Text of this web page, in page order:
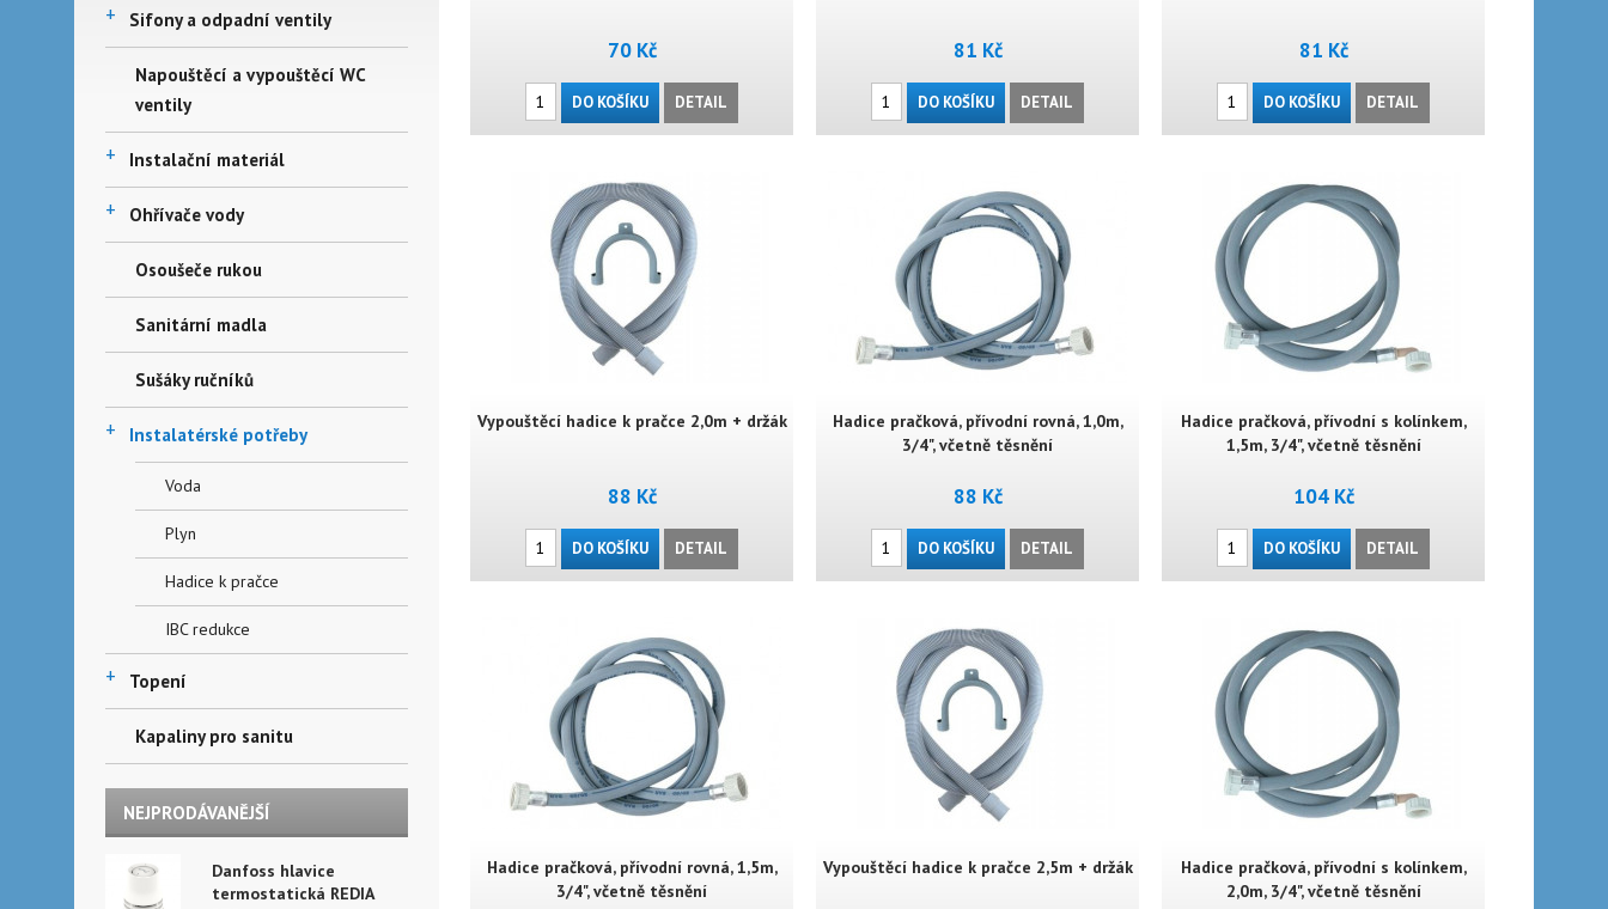
+ Sifony a odpadní ventily
Napouštěcí a vypouštěcí WC
ventily
+ Instalační materiál
+ Ohřívače vody
Osoušeče rukou
Sanitární madla
Sušáky ručníků
+ Instalatérské potřeby
Voda
Plyn
Hadice k pračce
IBC redukce
+ Topení
Kapaliny pro sanitu
NEJPRODÁVANĚJŠÍ
Danfoss hlavice
termostatická REDIA
70 Kč
DO KOŠÍKU DETAIL
81 Kč
DO KOŠÍKU DETAIL
81 Kč
DO KOŠÍKU DETAIL
Vypouštěcí hadice k pračce 2,0m + držák
88 Kč
DO KOŠÍKU DETAIL
Hadice pračková, přívodní rovná, 1,0m,
3/4", včetně těsnění
88 Kč
DO KOŠÍKU DETAIL
Hadice pračková, přívodní s kolínkem,
1,5m, 3/4", včetně těsnění
104 Kč
DO KOŠÍKU DETAIL
Hadice pračková, přívodní rovná, 1,5m,
3/4", včetně těsnění
Vypouštěcí hadice k pračce 2,5m + držák
Hadice pračková, přívodní s kolínkem,
2,0m, 3/4", včetně těsnění